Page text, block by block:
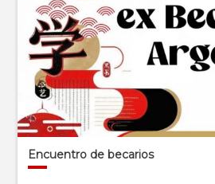
Encuentro de becarios